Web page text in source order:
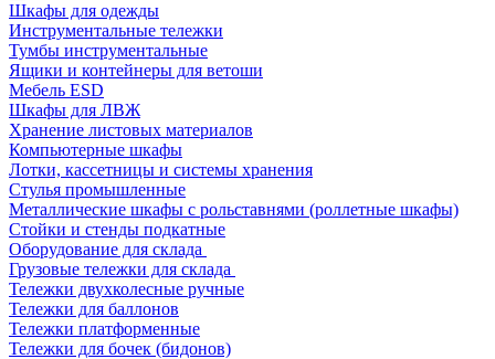
Шкафы для одежды
Инструментальные тележки
Тумбы инструментальные
Ящики и контейнеры для ветоши
Мебель ESD
Шкафы для ЛВЖ
Хранение листовых материалов
Компьютерные шкафы
Лотки, кассетницы и системы хранения
Стулья промышленные
Металлические шкафы с рольставнями (роллетные шкафы)
Стойки и стенды подкатные
Оборудование для склада
Грузовые тележки для склада
Тележки двухколесные ручные
Тележки для баллонов
Тележки платформенные
Тележки для бочек (бидонов)